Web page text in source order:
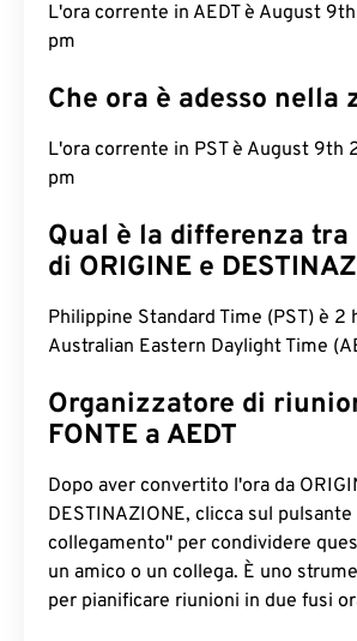
L'ora corrente in AEDT è August
pm
Che ora è adesso nella
L'ora corrente in PST è August 9th
pm
Qual è la differenza
di ORIGINE e
Philippine Standard Time (PST) è 2
Australian Eastern Daylight Time
Organizzatore di
FONTE a AEDT
Dopo aver convertito l'ora da
DESTINAZIONE, clicca sul pulsante
collegamento" per condividere
un amico o un collega. È uno
per pianificare riunioni in due fusi